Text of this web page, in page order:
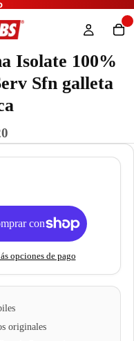
Isolate 100%
Sfn galleta
opciones de pago